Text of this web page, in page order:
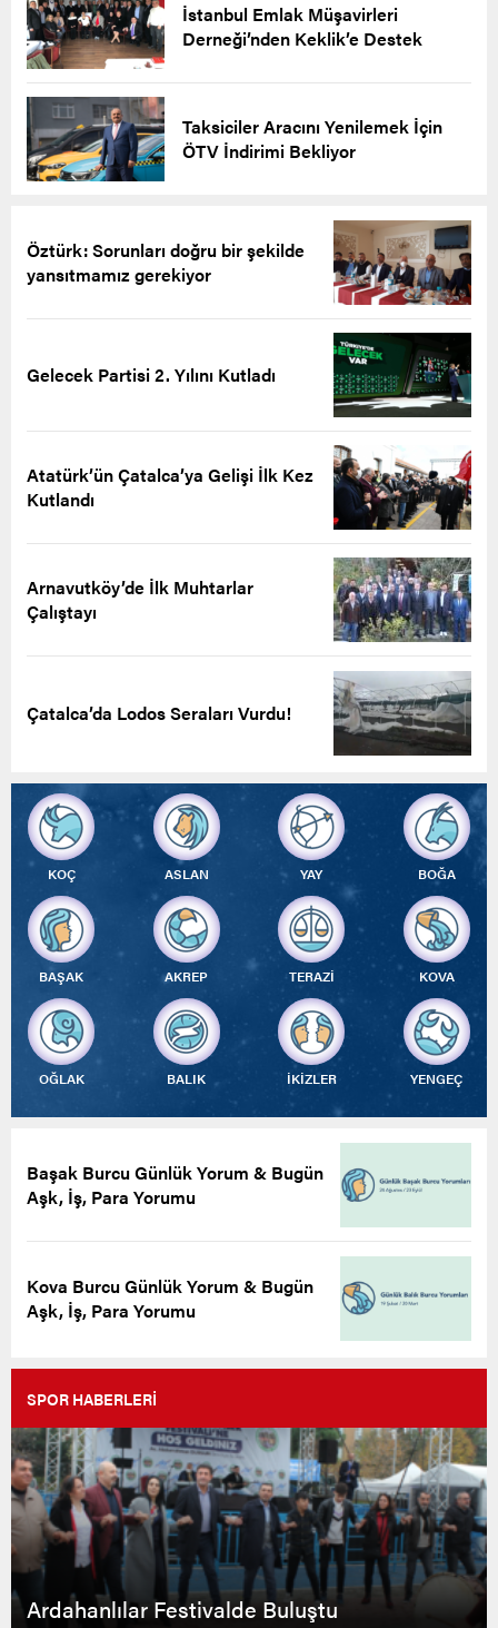
İstanbul Emlak Müşavirleri
Derneği’nden Keklik’e Destek
Taksiciler Aracını Yenilemek İçin
ÖTV İndirimi Bekliyor
Öztürk: Sorunları doğru bir şekilde
yansıtmamız gerekiyor
Gelecek Partisi 2. Yılını Kutladı
Atatürk’ün Çatalca’ya Gelişi İlk Kez
Kutlandı
Arnavutköy’de İlk Muhtarlar
Çalıştayı
Çatalca’da Lodos Seraları Vurdu!
KOÇ ASLAN YAY BOĞA
BAŞAK AKREP TERAZİ KOVA
OĞLAK BALIK İKİZLER YENGEÇ
Başak Burcu Günlük Yorum & Bugün
Aşk, İş, Para Yorumu
Kova Burcu Günlük Yorum & Bugün
Aşk, İş, Para Yorumu
SPOR HABERLERİ
Ardahanlılar Festivalde Buluştu